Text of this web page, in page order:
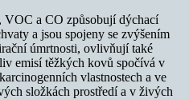
VOC a CO způsobují dýchací
a jsou spojeny se zvýšením
úmrtnosti, ovlivňují také
emisí těžkých kovů spočívá v
vlastnostech a ve
složkách prostředí a v živých